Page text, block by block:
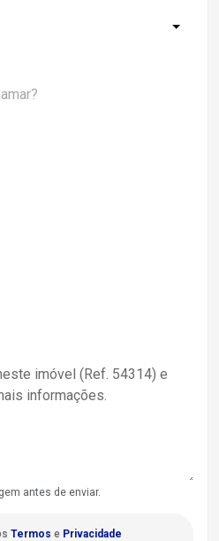
antes de enviar.
Termos e Privacidade